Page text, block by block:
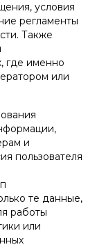
условия
регламенты
Также
где именно
или
и
пользователя
те данные,
работы
или